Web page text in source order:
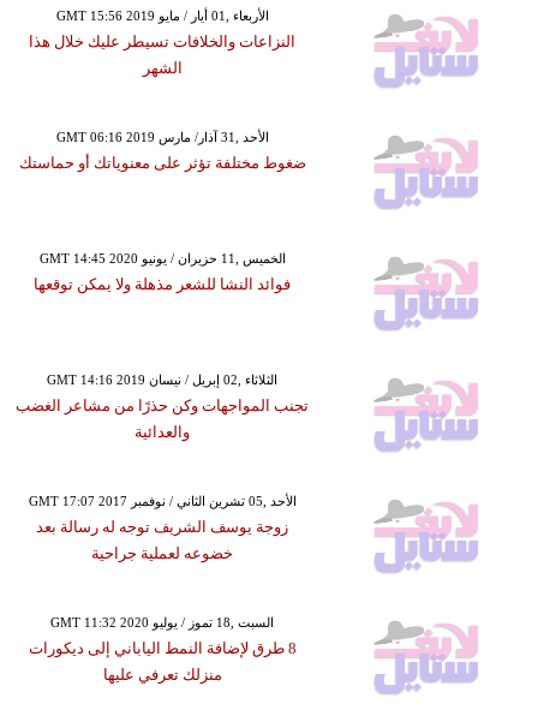
GMT 15:56 2019 الأربعاء ,01 أيار / مايو
النزاعات والخلافات تسيطر عليك خلال هذا
الشهر
GMT 06:16 2019 الأحد ,31 آذار/ مارس
ضغوط مختلفة تؤثر على معنوياتك أو حماستك
GMT 14:45 2020 الخميس ,11 حزيران / يونيو
فوائد النشا للشعر مذهلة ولا يمكن توقعها
GMT 14:16 2019 الثلاثاء ,02 إبريل / نيسان
تجنب المواجهات وكن حذرًا من مشاعر الغضب
والعدائية
GMT 17:07 2017 الأحد ,05 تشرين الثاني / نوفمبر
زوجة يوسف الشريف توجه له رسالة بعد
خضوعه لعملية جراحية
GMT 11:32 2020 السبت ,18 تموز / يوليو
8 طرق لإضافة النمط الياباني إلى ديكورات
منزلك تعرفي عليها